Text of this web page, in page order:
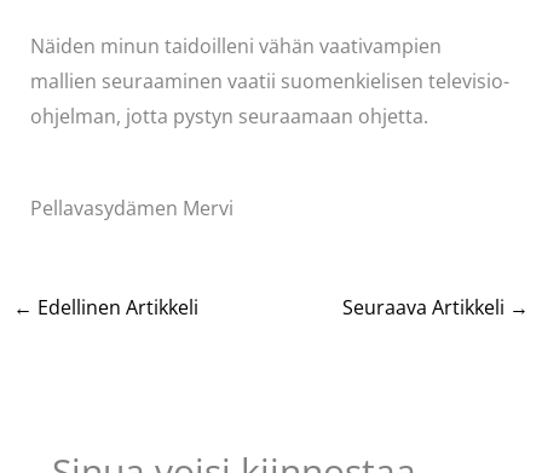
Näiden minun taidoilleni vähän vaativampien
mallien seuraaminen vaatii suomenkielisen televisio-
ohjelman, jotta pystyn seuraamaan ohjetta.
Pellavasydämen Mervi
← Edellinen Artikkeli Seuraava Artikkeli →